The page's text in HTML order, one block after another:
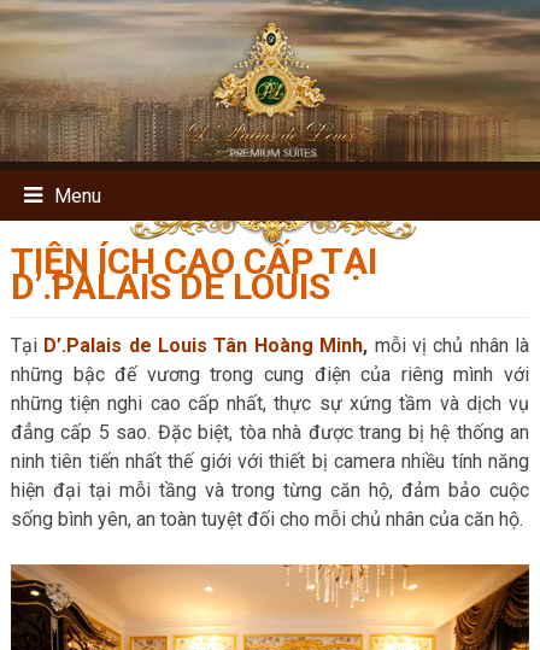
Menu
TIỆN ÍCH CAO CẤP TẠI
D’.PALAIS DE LOUIS
Tại D’.Palais de Louis Tân Hoàng Minh, mỗi vị chủ nhân là
những bậc đế vương trong cung điện của riêng mình với
những tiện nghi cao cấp nhất, thực sự xứng tầm và dịch vụ
đẳng cấp 5 sao. Đặc biệt, tòa nhà được trang bị hệ thống an
ninh tiên tiến nhất thế giới với thiết bị camera nhiều tính năng
hiện đại tại mỗi tầng và trong từng căn hộ, đảm bảo cuộc
sống bình yên, an toàn tuyệt đối cho mỗi chủ nhân của căn hộ.